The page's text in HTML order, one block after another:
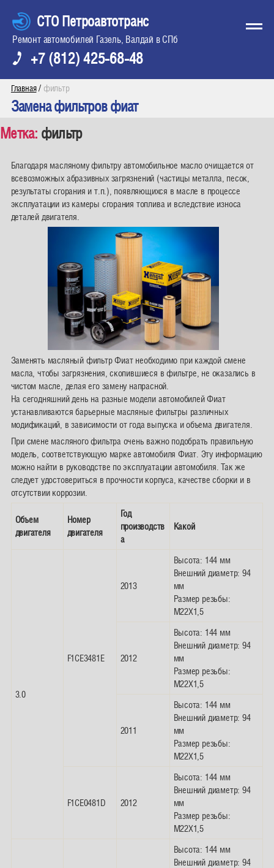
СТО Петроавтотранс
Ремонт автомобилей Газель, Валдай в СПб
+7 (812) 425-68-48
Главная/ фильтр
Замена фильтров фиат
Метка: фильтр
Благодаря масляному фильтру автомобильное масло очищается от
всевозможных абразивных загрязнений (частицы металла, песок,
результаты сгорания и т.п.), появляющихся в масле в процессе
эксплуатации из камеры сгорания топлива и вследствие износа
деталей двигателя.
Заменять масляный фильтр Фиат необходимо при каждой смене
масла, чтобы загрязнения, скопившиеся в фильтре, не оказались в
чистом масле, делая его замену напрасной.
На сегодняшний день на разные модели автомобилей Фиат
устанавливаются барьерные масляные фильтры различных
модификаций, в зависимости от года выпуска и объема двигателя.
При смене масляного фильтра очень важно подобрать правильную
модель, соответствующую марке автомобиля Фиат. Эту информацию
можно найти в руководстве по эксплуатации автомобиля. Так же
следует удостовериться в прочности корпуса, качестве сборки и в
отсутствии коррозии.
Объем
двигателя
Номер
двигателя
Год
производств
а
Какой
3.0
F1CE3481E
2013
Высота: 144 мм
Внешний диаметр: 94
мм
Размер резьбы:
M22X1,5
2012
Высота: 144 мм
Внешний диаметр: 94
мм
Размер резьбы:
M22X1,5
2011
Высота: 144 мм
Внешний диаметр: 94
мм
Размер резьбы:
M22X1,5
F1CE0481D 2012
Высота: 144 мм
Внешний диаметр: 94
мм
Размер резьбы:
M22X1,5
Высота: 144 мм
Внешний диаметр: 94